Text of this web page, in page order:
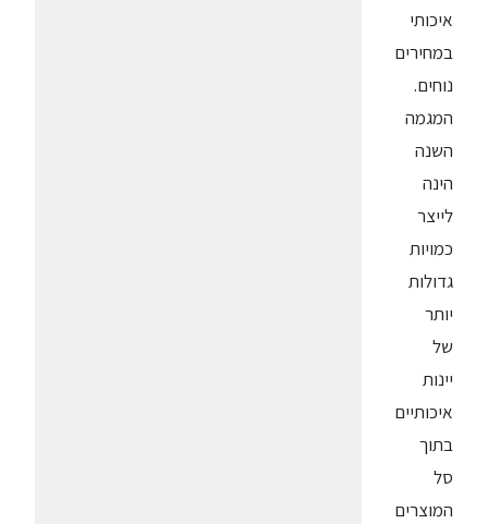
איכותי
במחירים
נוחים.
המגמה
השנה
הינה
לייצר
כמויות
גדולות
יותר
של
יינות
איכותיים
בתוך
סל
המוצרים